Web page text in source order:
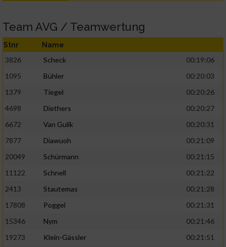
Team AVG / Teamwertung
Stnr Name
3826 Scheck
00:19:06
1095
Bühler
00:20:03
1379
Tiegel
00:20:26
4698
Diethers
00:20:27
6672
Van Gulik
00:20:31
7877
Diawuoh
00:21:09
20049
Schürmann
00:21:15
11122
Schnell
00:21:22
2413
Stautemas
00:21:28
17808
Poggel
00:21:31
15346
Nym
00:21:46
19273
Klein-Gässler
00:21:51